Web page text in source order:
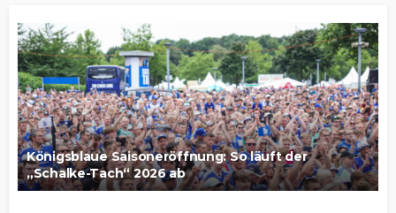
Königsblaue Saisoneröffnung: So läuft der
„Schalke-Tach“ 2026 ab